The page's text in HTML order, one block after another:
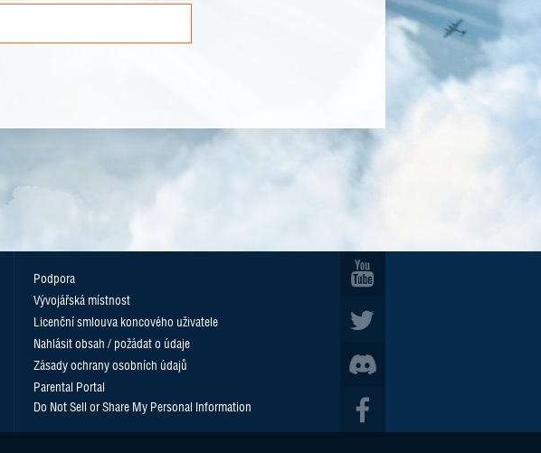
Podpora
Vývojářská místnost
Licenční smlouva koncového uživatele
Nahlásit obsah / požádat o údaje
Zásady ochrany osobních údajů
Parental Portal
Do Not Sell or Share My Personal Information